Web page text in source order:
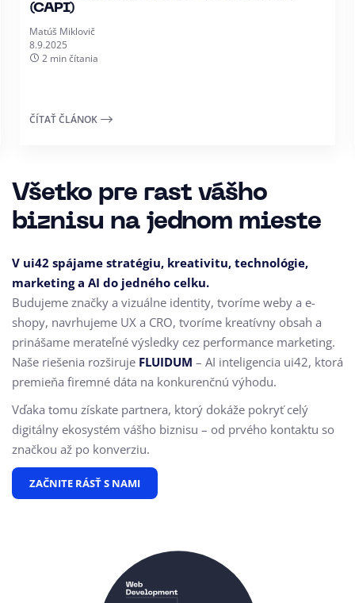
(CAPI)
Matúš Miklovič
8.9.2025
2 min čítania
ČÍTAŤ ČLÁNOK
Všetko pre rast vášho
biznisu na jednom mieste
V ui42 spájame stratégiu, kreativitu, technológie,
marketing a AI do jedného celku.
Budujeme značky a vizuálne identity, tvoríme weby a e-
shopy, navrhujeme UX a CRO, tvoríme kreatívny obsah a
prinášame merateľné výsledky cez performance marketing.
Naše riešenia rozširuje FLUIDUM – AI inteligencia ui42, ktorá
premieňa firemné dáta na konkurenčnú výhodu.
Vďaka tomu získate partnera, ktorý dokáže pokryť celý
digitálny ekosystém vášho biznisu – od prvého kontaktu so
značkou až po konverziu.
ZAČNITE RÁSŤ S NAMI